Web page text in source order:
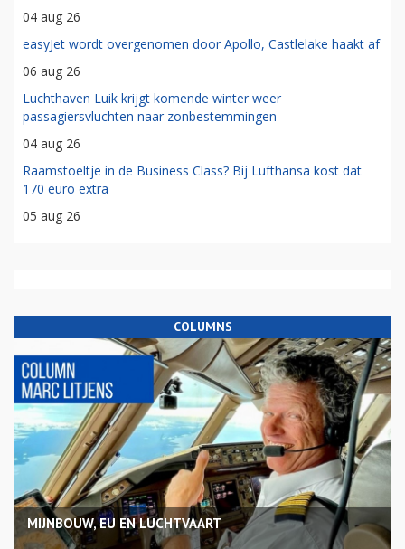
04 aug 26
easyJet wordt overgenomen door Apollo, Castlelake haakt af
06 aug 26
Luchthaven Luik krijgt komende winter weer
passagiersvluchten naar zonbestemmingen
04 aug 26
Raamstoeltje in de Business Class? Bij Lufthansa kost dat
170 euro extra
05 aug 26
COLUMNS
MIJNBOUW, EU EN LUCHTVAART